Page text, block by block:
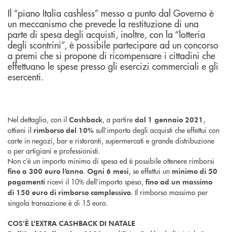
Il “piano Italia cashless” messo a punto dal Governo è
un meccanismo che prevede la restituzione di una
parte di spesa degli acquisti, inoltre, con la “lotteria
degli scontrini”, è possibile partecipare ad un concorso
a premi che si propone di ricompensare i cittadini che
effettuano le spese presso gli esercizi commerciali e gli
esercenti.
Nel dettaglio, con il Cashback, a partire dal 1 gennaio 2021 ,
ottieni il rimborso del 10% sull’importo degli acquisti che effettui con
carte in negozi, bar e ristoranti, supermercati e grande distribuzione
o per artigiani e professionisti.
Non c’è un importo minimo di spesa ed è possibile ottenere rimborsi
fino a 300 euro l’anno. Ogni 6 mesi, se effettui un minimo di 50
pagamenti ricevi il 10% dell’importo speso, fino ad un massimo
di 150 euro di rimborso complessivo. Il rimborso massimo per
singola transazione è di 15 euro.
COS’È L’EXTRA CASHBACK DI NATALE